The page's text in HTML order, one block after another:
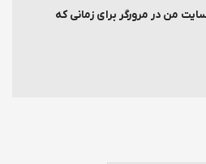
من در مرورگر برای زمانی که